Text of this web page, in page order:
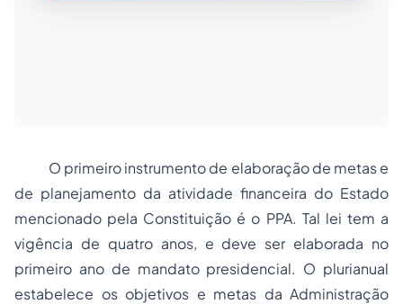
O primeiro instrumento de elaboração de metas e
de planejamento da atividade financeira do Estado
mencionado pela Constituição é o PPA. Tal lei tem a
vigência de quatro anos, e deve ser elaborada no
primeiro ano de mandato presidencial. O plurianual
estabelece os objetivos e metas da Administração